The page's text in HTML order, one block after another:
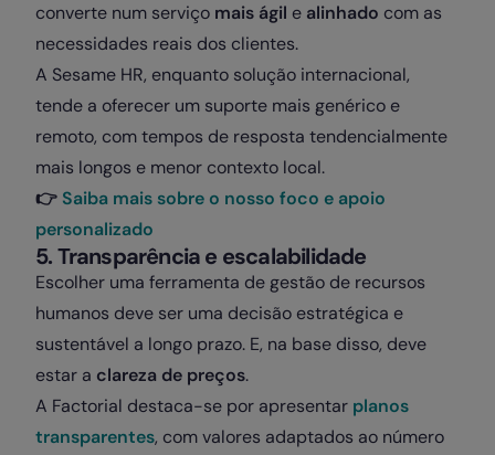
converte num serviço mais ágil e alinhado com as
necessidades reais dos clientes.
A Sesame HR, enquanto solução internacional,
tende a oferecer um suporte mais genérico e
remoto, com tempos de resposta tendencialmente
mais longos e menor contexto local.
👉 Saiba mais sobre o nosso foco e apoio
personalizado
5. Transparência e escalabilidade
Escolher uma ferramenta de gestão de recursos
humanos deve ser uma decisão estratégica e
sustentável a longo prazo. E, na base disso, deve
estar a clareza de preços.
A Factorial destaca-se por apresentar planos
transparentes, com valores adaptados ao número